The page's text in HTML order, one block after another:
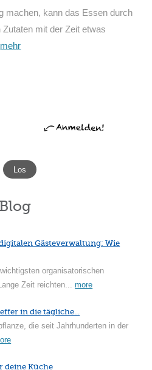
machen, kann das Essen durch
mit der Zeit etwas
mehr
Gästeverwaltung: Wie
organisatorischen
Zeit reichten...more
in die tägliche...
die seit Jahrhunderten in der
deine Küche